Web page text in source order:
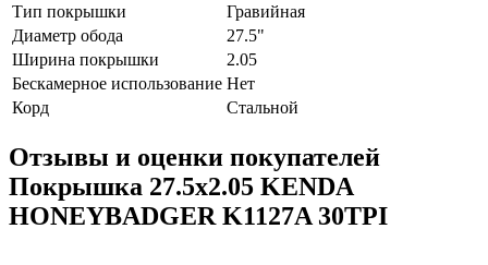
Тип покрышки
Гравийная
Диаметр обода
27.5"
Ширина покрышки
2.05
Бескамерное использование Нет
Корд
Стальной
Отзывы и оценки покупателей
Покрышка 27.5x2.05 KENDA
HONEYBADGER K1127A 30TPI